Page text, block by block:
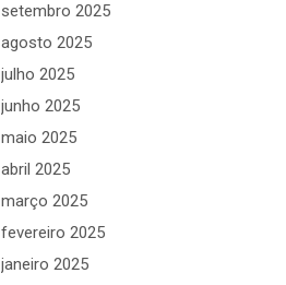
setembro 2025
agosto 2025
julho 2025
junho 2025
maio 2025
abril 2025
março 2025
fevereiro 2025
janeiro 2025